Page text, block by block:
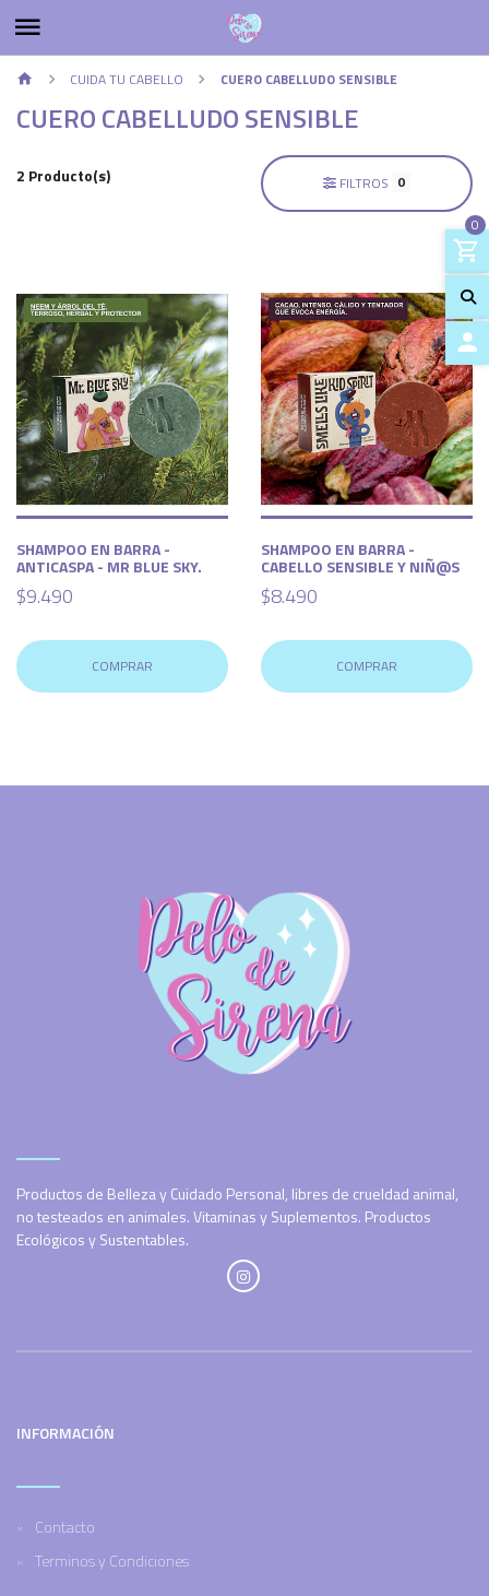
0
CUIDA TU CABELLO CUERO CABELLUDO SENSIBLE
CUERO CABELLUDO SENSIBLE
2 Producto(s) FILTROS 0
SHAMPOO EN BARRA -
ANTICASPA - MR BLUE SKY.
$9.490
COMPRAR
SHAMPOO EN BARRA -
CABELLO SENSIBLE Y NIÑ@S
$8.490
COMPRAR
Productos de Belleza y Cuidado Personal, libres de crueldad animal,
no testeados en animales. Vitaminas y Suplementos. Productos
Ecológicos y Sustentables.
INFORMACIÓN
Contacto
Terminos y Condiciones